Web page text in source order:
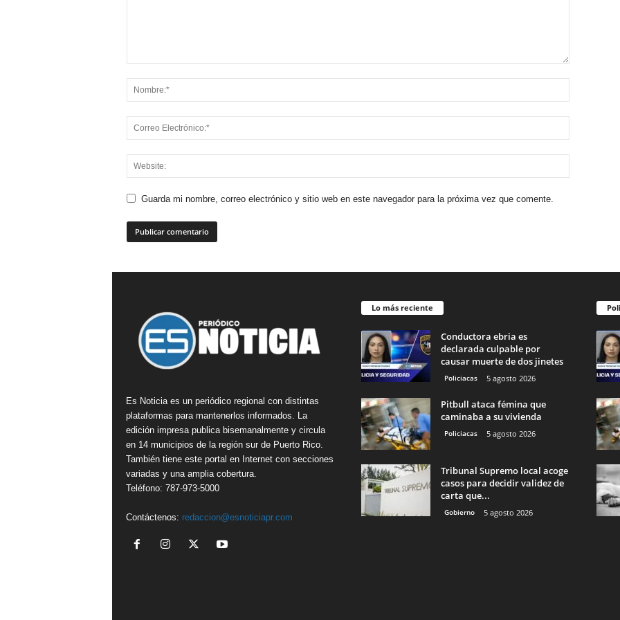
Guarda mi nombre, correo electrónico y sitio web en este navegador para la próxima vez que comente.
Es Noticia es un periódico regional con distintas
plataformas para mantenerlos informados. La
edición impresa publica bisemanalmente y circula
en 14 municipios de la región sur de Puerto Rico.
También tiene este portal en Internet con secciones
variadas y una amplia cobertura.
Teléfono: 787-973-5000
Contáctenos: redaccion@esnoticiapr.com
Lo más reciente
Conductora ebria es
declarada culpable por
causar muerte de dos jinetes
Policiacas 5 agosto 2026
Pitbull ataca fémina que
caminaba a su vivienda
Policiacas 5 agosto 2026
Tribunal Supremo local acoge
casos para decidir validez de
carta que...
Gobierno 5 agosto 2026